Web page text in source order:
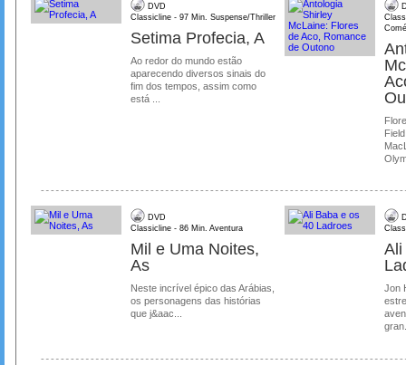
DVD
Classicline - 97 Min. Suspense/Thriller
Setima Profecia, A
Ao redor do mundo estão
aparecendo diversos sinais do
fim dos tempos, assim como
está ...
DVD
Classicline - 86 Min. Aventura
Mil e Uma Noites,
As
Neste incrível épico das Arábias,
os personagens das histórias
que j&aac...
Ali
Jon